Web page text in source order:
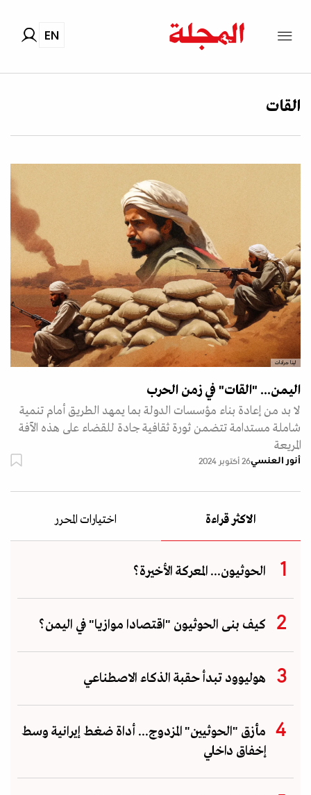
EN
القات
لينا جرادات
اليمن... "القات" في زمن الحرب
لا بد من إعادة بناء مؤسسات الدولة بما يمهد الطريق أمام تنمية
شاملة مستدامة تتضمن ثورة ثقافية جادة للقضاء على هذه الآفة
المريعة
أنور العنسي26 أكتوبر 2024
الاكثر قراءة اختيارات المحرر
الحوثيون... المعركة الأخيرة؟
كيف بنى الحوثيون "اقتصادا موازيا" في اليمن؟
هوليوود تبدأ حقبة الذكاء الاصطناعي
مأزق "الحوثيين" المزدوج... أداة ضغط إيرانية وسط
إخفاق داخلي